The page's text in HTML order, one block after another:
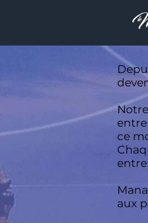
ce
aux